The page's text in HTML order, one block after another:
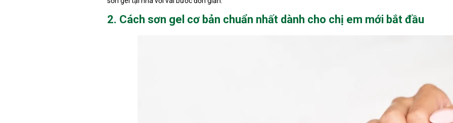
2. Cách sơn gel cơ bản chuẩn nhất dành cho chị em mới bắt đầu